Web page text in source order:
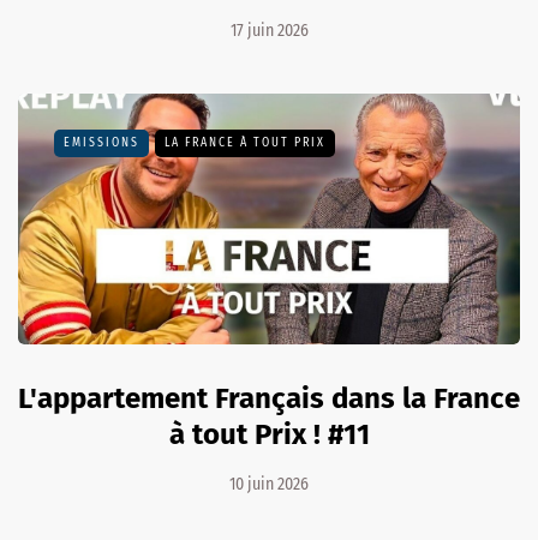
17 juin 2026
EMISSIONS LA FRANCE À TOUT PRIX
L'appartement Français dans la France
à tout Prix ! #11
10 juin 2026